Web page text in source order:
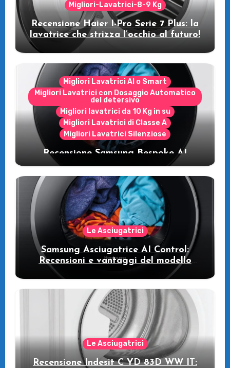
Migliori-Lavatrici-8-9 Kg
Recensione Haier I-Pro Serie 7 Plus: la
lavatrice che strizza l’occhio al futuro!
Migliori Lavatrici AI o Smart
Migliori Lavatrici con Dosaggio Automatico
del detersivo
Migliori lavatrici da 10 Kg in su
Migliori Lavatrici di Classe A
Migliori Lavatrici Silenziose
Recensione Samsung Bespoke AI
WW11DB7B94GE/U3: la lavatrice
intelligente che fa risparmiare
Le Asciugatrici
Samsung Asciugatrice AI Control:
Recensioni e vantaggi del modello
Le Asciugatrici
Recensione Indesit C YD 83D WW IT: